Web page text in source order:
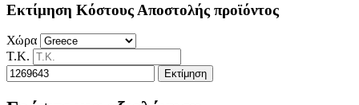
Εκτίμηση Κόστους Αποστολής προϊόντος
Χώρα
Τ.Κ.
Εκτίμηση